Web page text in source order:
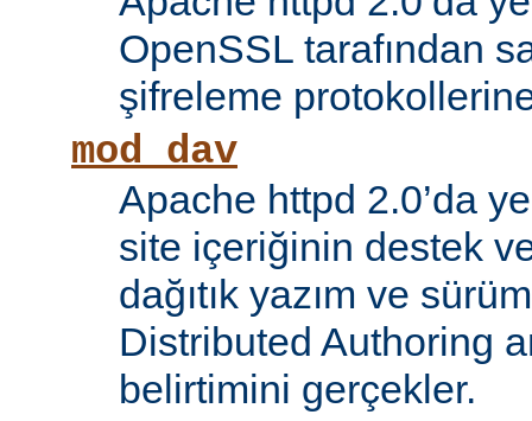
OpenSSL tarafından
şifreleme
mod_dav
Apache httpd 2.0’da
site içeriğinin destek
dağıtık yazım ve
Distributed Authoring
belirtimini gerçekler.